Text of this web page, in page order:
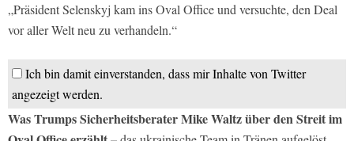
„Präsident Selenskyj kam ins Oval Office und versuchte, den Deal
vor aller Welt neu zu verhandeln.“
Ich bin damit einverstanden, dass mir Inhalte von Twitter
angezeigt werden.
Was Trumps Sicherheitsberater Mike Waltz über den Streit im